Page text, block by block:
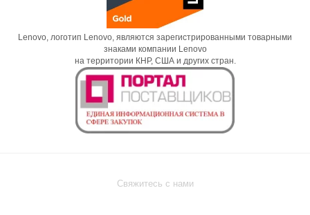
Lenovo, логотип Lenovo, являются зарегистрированными товарными
знаками компании Lenovo
на территории КНР, США и других стран.
Свяжитесь с нами